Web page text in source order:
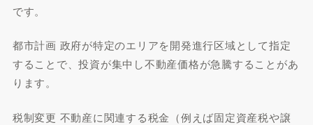
です。
都市計画 政府が特定のエリアを開発進行区域として指定
することで、投資が集中し不動産価格が急騰することがあ
ります。
税制変更 不動産に関連する税金（例えば固定資産税や譲